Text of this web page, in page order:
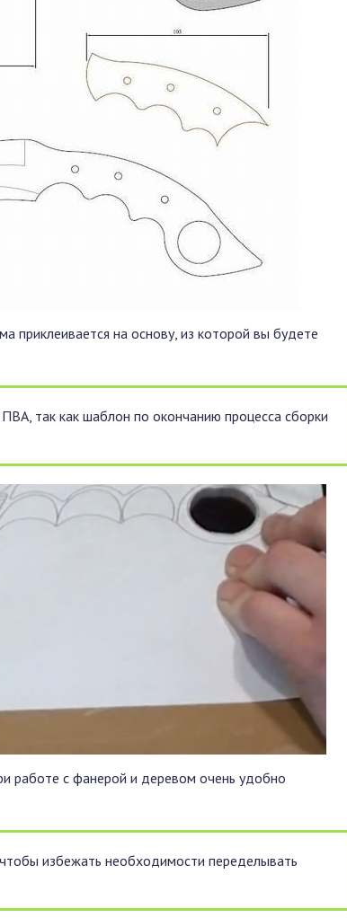
приклеивается на основу, из которой вы будете
так как шаблон по окончанию процесса сборки
работе с фанерой и деревом очень удобно
избежать необходимости переделывать